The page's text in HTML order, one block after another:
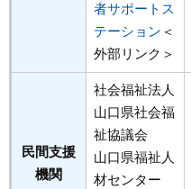
者サポートス
テーション ＜
外部リンク＞
民間支援
機関
社会福祉法人
山口県社会福
祉協議会
山口県福祉人
材センター